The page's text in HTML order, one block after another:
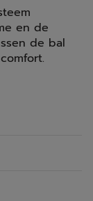
en de
de bal